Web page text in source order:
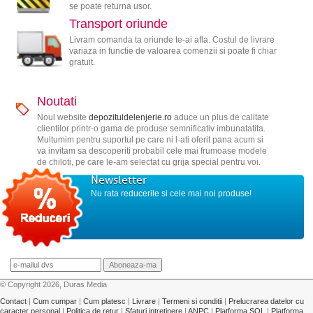
se poate returna usor.
Transport oriunde
Livram comanda ta oriunde te-ai afla. Costul de livrare
variaza in functie de valoarea comenzii si poate fi chiar
gratuit.
Noutati
Noul website depozituldelenjerie.roaduce un plus de calitate
clientilor printr-o gama de produse semnificativ imbunatatita.
Multumim pentru suportul pe care ni l-ati oferit pana acum si
va invitam sa descoperiti probabil cele mai frumoase modele
de chiloti, pe care le-am selectat cu grija special pentru voi.
Newsletter
Nu rata reducerile si cele mai noi produse!
© Copyright 2026, Duras Media
Contact | Cum cumpar | Cum platesc | Livrare | Termeni si conditii | Prelucrarea datelor cu
caracter personal | Politica de retur | Sfaturi intretinere | ANPC | Platforma SOL | Platforma